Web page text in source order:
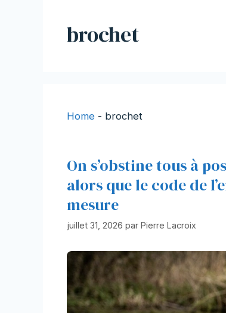
brochet
Home - brochet
On s’obstine tous à
alors que le code de
mesure
juillet 31, 2026 par Pierre Lacroix